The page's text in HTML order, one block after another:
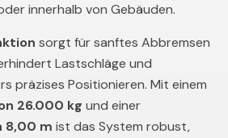
innerhalb von Gebäuden.
sorgt für sanftes Abbremsen
Lastschläge und
präzises Positionieren. Mit einem
26.000 kg und einer
8,00 m ist das System robust,